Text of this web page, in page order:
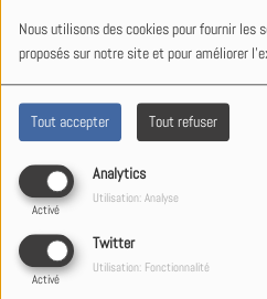
Nous utilisons des cookies pour fournir les
proposés sur notre site et pour améliorer
Tout accepter Tout refuser
Analytics
Activé
Utilisation: Analyse
Twitter
Activé
Utilisation: Fonctionnalité
Anaïs
des